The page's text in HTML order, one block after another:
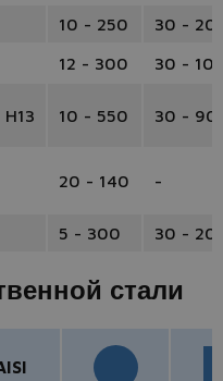
10 - 250
30 -
12 - 300 30 -
H13 10 - 550 30 -
20 - 140 -
5 - 300 30 -
стали